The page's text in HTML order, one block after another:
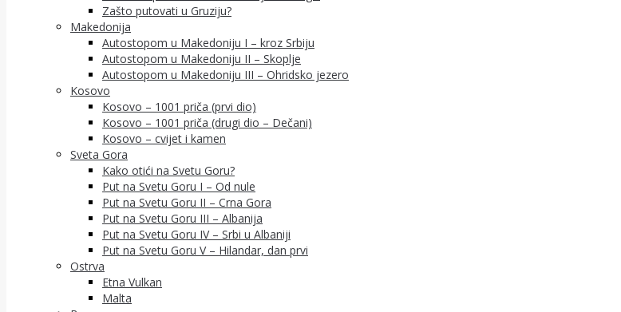
Zašto putovati u Gruziju?
Makedonija
Autostopom u Makedoniju I – kroz Srbiju
Autostopom u Makedoniju II – Skoplje
Autostopom u Makedoniju III – Ohridsko jezero
Kosovo
Kosovo – 1001 priča (prvi dio)
Kosovo – 1001 priča (drugi dio – Dečani)
Kosovo – cvijet i kamen
Sveta Gora
Kako otići na Svetu Goru?
Put na Svetu Goru I – Od nule
Put na Svetu Goru II – Crna Gora
Put na Svetu Goru III – Albanija
Put na Svetu Goru IV – Srbi u Albaniji
Put na Svetu Goru V – Hilandar, dan prvi
Ostrva
Etna Vulkan
Malta